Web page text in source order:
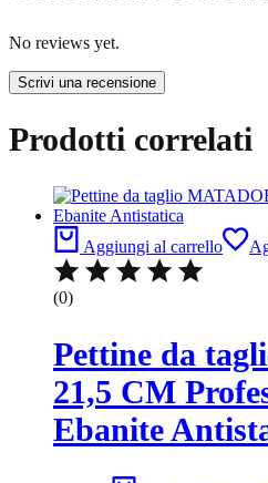
No reviews yet.
Scrivi una recensione
Prodotti correlati
Aggiungi al carrello
(0)
Pettine da
21,5 CM
Ebanite